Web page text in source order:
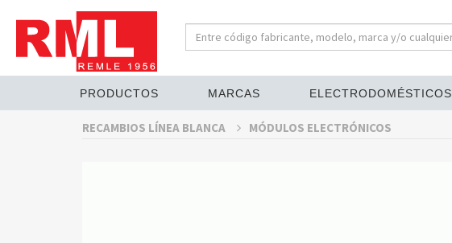
PRODUCTOS MARCAS ELECTRODOMÉSTICOS
RECAMBIOS LÍNEA BLANCA MÓDULOS ELECTRÓNICOS